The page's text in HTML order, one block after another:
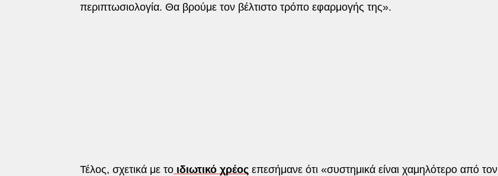
περιπτωσιολογία. Θα βρούμε τον βέλτιστο τρόπο εφαρμογής της».
Τέλος, σχετικά με το ιδιωτικό χρέος επεσήμανε ότι «συστημικά είναι χαμηλότερο από τον